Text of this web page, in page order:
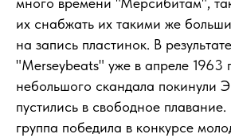
их снабжать их такими же
на запись пластинок. В
"Merseybeats" уже в апреле 1963
небольшого скандала покинули
пустились в свободное
группа победила в конкурсе